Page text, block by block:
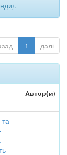
1 далі
Автор(и)
та
-